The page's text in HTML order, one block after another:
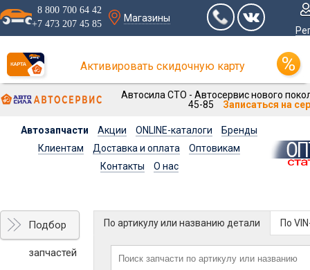
8 800 700 64 42
+7 473 207 45 85
Магазины
Активировать скидочную карту
Автосила СТО - Автосервис нового
45-85
Записаться на
Автозапчасти Акции ONLINE-каталоги
Бренды
Клиентам
Доставка и оплата
Оптовикам
Контакты
О нас
Подбор
запчастей
По артикулу или названию детали По